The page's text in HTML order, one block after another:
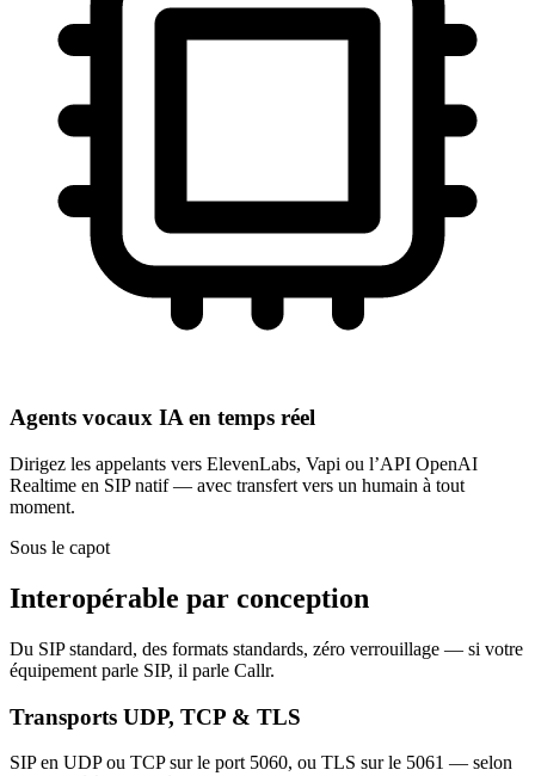
Agents vocaux IA en temps réel
Dirigez les appelants vers ElevenLabs, Vapi ou l’API OpenAI
Realtime en SIP natif — avec transfert vers un humain à tout
moment.
Sous le capot
Interopérable par conception
Du SIP standard, des formats standards, zéro verrouillage — si votre
équipement parle SIP, il parle Callr.
Transports UDP, TCP & TLS
SIP en UDP ou TCP sur le port 5060, ou TLS sur le 5061 — selon